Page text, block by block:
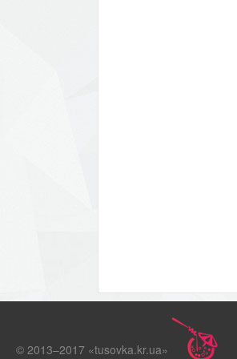
© 2013–2017 «tusovka.kr.ua»